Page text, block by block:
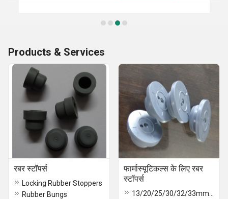
Products & Services
रबर स्टॉपर्स
Locking Rubber Stoppers
Rubber Bungs
फार्मास्यूटिकल्स के लिए रबर
स्टॉपर्स